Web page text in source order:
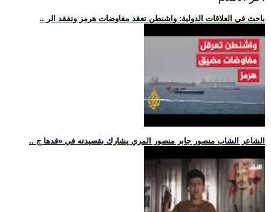
.. باحث في العلاقات الدولية: واشنطن تعقد مفاوضات هرمز وتفقد الر
.. الشاعر الشاب منصور جابر منصور المري يشارك بقصيدته في «قدها ج